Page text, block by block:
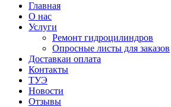
Главная
О нас
Услуги
Ремонт гидроцилиндров
Опросные листы для заказов
Доставкаи оплата
Контакты
ТУЭ
Новости
Отзывы